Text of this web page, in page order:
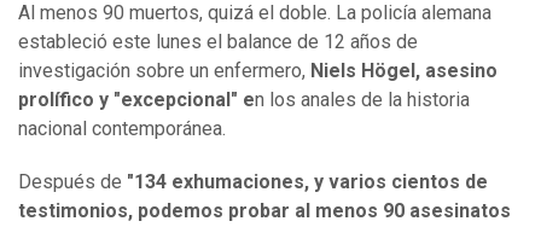
Al menos 90 muertos, quizá el doble. La policía alemana
estableció este lunes el balance de 12 años de
investigación sobre un enfermero, Niels Högel, asesino
prolífico y "excepcional" en los anales de la historia
nacional contemporánea.
Después de "134 exhumaciones, y varios cientos de
testimonios, podemos probar al menos 90 asesinatos